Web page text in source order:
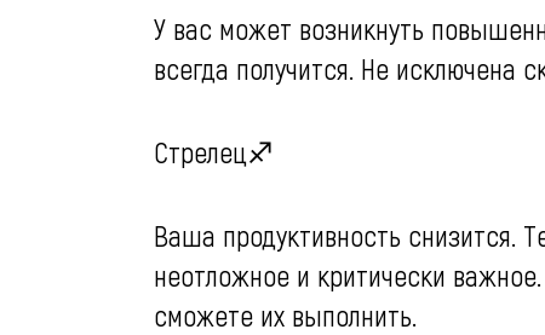
У вас может возникнуть
всегда получится. Не исключена
Стрелец♐️
Ваша продуктивность снизится.
неотложное и критически
сможете их выполнить.